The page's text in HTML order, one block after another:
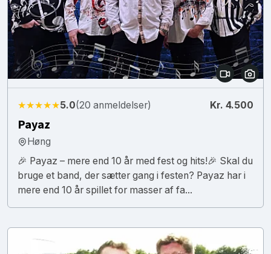
★★★★★5.0(20 anmeldelser) Kr. 4.500
Payaz
Høng
🎉 Payaz – mere end 10 år med fest og hits!🎉 Skal du
bruge et band, der sætter gang i festen? Payaz har i
mere end 10 år spillet for masser af fa...